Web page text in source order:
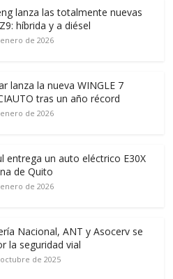
lanza las totalmente nuevas
híbrida y a diésel
de 2026
lanza la nueva WINGLE 7
tras un año récord
de 2026
entrega un auto eléctrico E30X
de Quito
de 2026
Nacional, ANT y Asocerv se
la seguridad vial
de 2025